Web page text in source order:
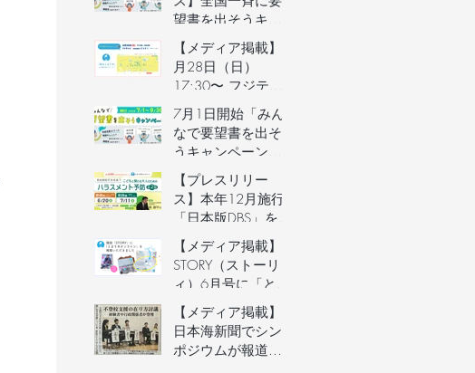
するオンラインイ
募集します（長野
県主催）
望書を出そうキャ
ンペーン／自治体
予算要望支援AIの
利用権つき！／不
制度づくりへ
【メディア掲載】6
月28日（日）
17:30〜 フジテレ
ビ「イット！」で
街のとまり木が紹
介されました！
7月1日開始「みん
なで要望書を出そ
うキャンペーン」
のご案内&7月3日
説明会開催
【プレスリリー
ス】本年12月施行
「日本版DBS」を見
据え、フリースク
ール運営者など子
どもに関わる大人
メント予防講座」
を6月20日(土)にオ
ンライン開催。フ
【メディア掲載】
STORY（ストーリ
ィ）6月号に「とま
り木オンライン」
を掲載いただきま
した！
【メディア掲載】
日本海新聞でシン
ポジウムが報道さ